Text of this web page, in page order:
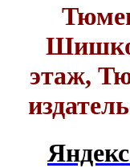
этаж,